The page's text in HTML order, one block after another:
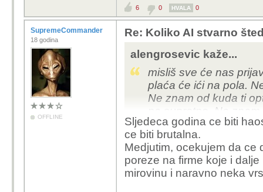
6 0 HVALA 0
SupremeCommander
18 godina
OFFLINE
Re: Koliko AI stvarno
alengrosevic kaže...
misliš sve će nas
plaća će ići na pola.
Ne znam od kuda ti
na suprotno. Ne
posao postojećim
plaću. Ne kužim tu
Sljedeca godina ce biti
ce biti brutalna.
Medjutim, ocekujem da ce
poreze na firme koje i
mirovinu i naravno neka